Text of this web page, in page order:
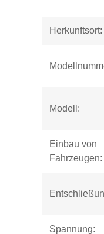
Herkunftsort:
Modell:
Einbau von
Fahrzeugen:
Spannung: